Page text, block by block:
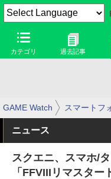
カテゴリ 過去記事
GAME Watch スマートフ
ニュース
スクエニ、スマホ/
「FFVIIIリマスタ